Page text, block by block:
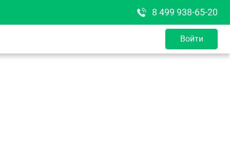
8 499 938-65-20
Войти